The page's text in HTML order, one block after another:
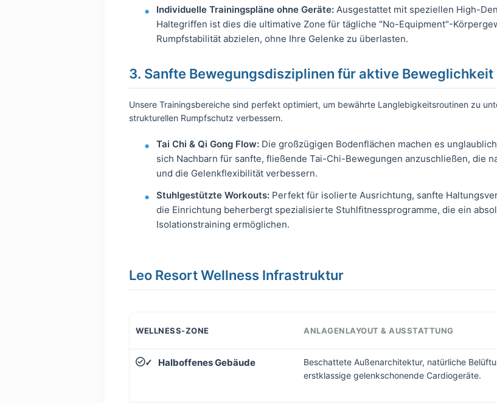
Individuelle Trainingspläne ohne Geräte: Ausgestattet mit speziellen High-
Haltegriffen ist dies die ultimative Zone für tägliche "No-Equipment"-
Rumpfstabilität abzielen, ohne Ihre Gelenke zu überlasten.
3. Sanfte Bewegungsdisziplinen für aktive Beweglichkeit
Unsere Trainingsbereiche sind perfekt optimiert, um bewährte Langlebigkeitsroutinen zu
strukturellen Rumpfschutz verbessern.
Tai Chi & Qi Gong Flow: Die großzügigen Bodenflächen machen es
sich Nachbarn für sanfte, fließende Tai-Chi-Bewegungen anzuschließen, die
und die Gelenkflexibilität verbessern.
Stuhlgestützte Workouts: Perfekt für isolierte Ausrichtung, sanfte
die Einrichtung beherbergt spezialisierte Stuhlfitnessprogramme, die ein
Isolationstraining ermöglichen.
Leo Resort Wellness Infrastruktur
WELLNESS-ZONE ANLAGENLAYOUT & AUSSTATTUNG
✓ Halboffenes Gebäude
Beschattete Außenarchitektur, natürliche
erstklassige gelenkschonende Cardiogeräte.